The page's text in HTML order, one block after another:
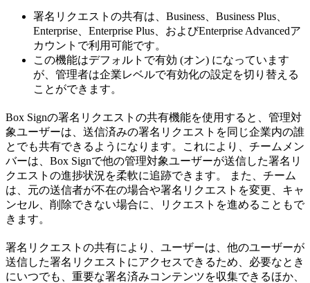
署名リクエストの共有は、Business、Business Plus、
Enterprise、Enterprise Plus、およびEnterprise Advancedア
カウントで利用可能です。
この機能はデフォルトで有効 (オン) になっています
が、管理者は企業レベルで有効化の設定を切り替える
ことができます。
Box Signの署名リクエストの共有機能を使用すると、管理対
象ユーザーは、送信済みの署名リクエストを同じ企業内の誰
とでも共有できるようになります。これにより、チームメン
バーは、Box Signで他の管理対象ユーザーが送信した署名リ
クエストの進捗状況を柔軟に追跡できます。 また、チーム
は、元の送信者が不在の場合や署名リクエストを変更、キャ
ンセル、削除できない場合に、リクエストを進めることもで
きます。
署名リクエストの共有により、ユーザーは、他のユーザーが
送信した署名リクエストにアクセスできるため、必要なとき
にいつでも、重要な署名済みコンテンツを収集できるほか、